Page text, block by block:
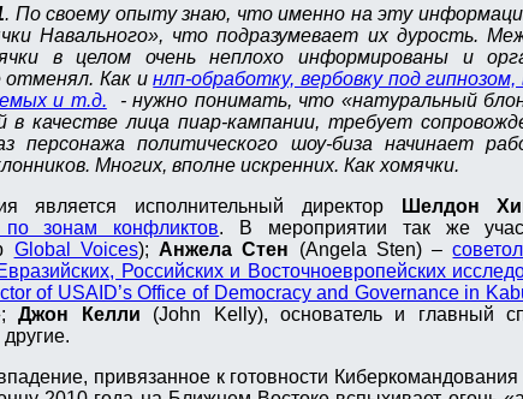
. По своему опыту знаю, что именно на эту
Навального», что подразумевает их дурость.
в целом очень неплохо информированы и
отменял. Как инлп-обработку, вербовку под
и т.д. - нужно понимать, что «натуральный
качестве лица пиар-кампании, требует
персонажа политического шоу-биза начинает
Многих, вполне искренних. Как хомячки.
является исполнительный директор
Шелдон
по зонам конфликтов. В мероприятии так же
Global Voices);Анжела Стен (Angela Sten) –
Российских и Восточноевропейских
of USAID’s Office of Democracy and Governance in
Джон Келли (John Kelly), основатель и главный
привязанное к готовности Киберкомандования